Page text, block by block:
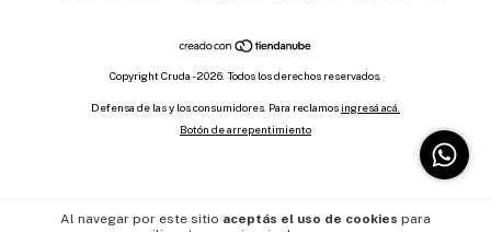
Al navegar por este sitio aceptás el uso de cookies para
Copyright Cruda - 2026. Todos los derechos reservados.
Defensa de las y los consumidores. Para reclamos ingresá acá.
Botón de arrepentimiento